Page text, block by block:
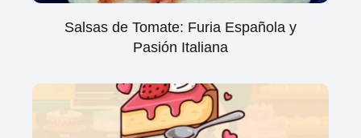
Salsas de Tomate: Furia Española y
Pasión Italiana